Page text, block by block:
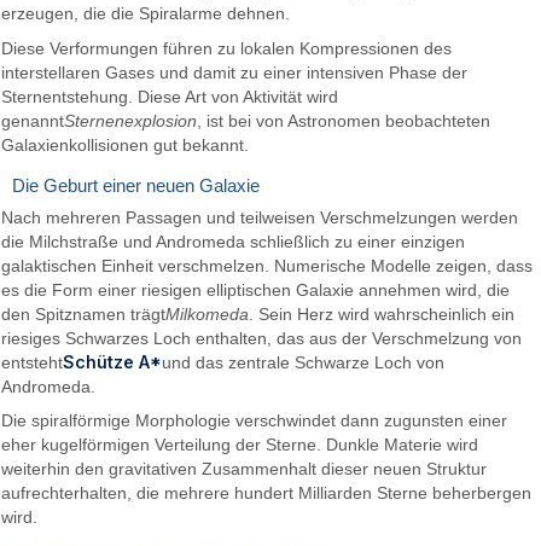
erzeugen, die die Spiralarme dehnen.
Diese Verformungen führen zu lokalen Kompressionen des
interstellaren Gases und damit zu einer intensiven Phase der
Sternentstehung. Diese Art von Aktivität wird
genanntSternenexplosion , ist bei von Astronomen beobachteten
Galaxienkollisionen gut bekannt.
Die Geburt einer neuen Galaxie
Nach mehreren Passagen und teilweisen Verschmelzungen werden
die Milchstraße und Andromeda schließlich zu einer einzigen
galaktischen Einheit verschmelzen. Numerische Modelle zeigen, dass
es die Form einer riesigen elliptischen Galaxie annehmen wird, die
den Spitznamen trägtMilkomeda . Sein Herz wird wahrscheinlich ein
riesiges Schwarzes Loch enthalten, das aus der Verschmelzung von
entstehtSchütze A*und das zentrale Schwarze Loch von
Andromeda.
Die spiralförmige Morphologie verschwindet dann zugunsten einer
eher kugelförmigen Verteilung der Sterne. Dunkle Materie wird
weiterhin den gravitativen Zusammenhalt dieser neuen Struktur
aufrechterhalten, die mehrere hundert Milliarden Sterne beherbergen
wird.